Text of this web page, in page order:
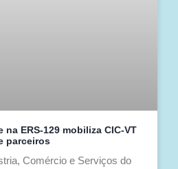
ERS-129 mobiliza CIC-VT
parceiros
Comércio e Serviços do